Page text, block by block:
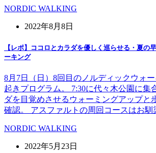
NORDIC WALKING
2022年8月8日
【レポ】ココロとカラダを優しく巡らせる・夏の
ーキング
8月7日（日）8回目のノルディックウォ
起きプログラム。 7:30に代々木公園に集
ダを目覚めさせるウォーミングアップと
確認。 アスファルトの周回コースはお
NORDIC WALKING
2022年5月23日